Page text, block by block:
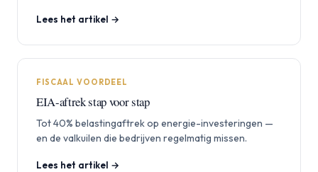
Lees het artikel →
FISCAAL VOORDEEL
EIA-aftrek stap voor stap
Tot 40% belastingaftrek op energie-investeringen —
en de valkuilen die bedrijven regelmatig missen.
Lees het artikel →